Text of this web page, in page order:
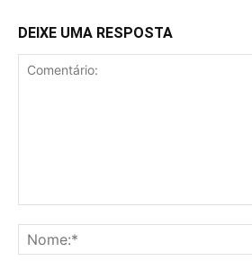
DEIXE UMA RESPOSTA